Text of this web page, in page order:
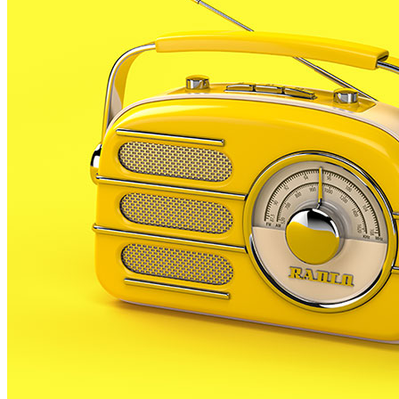
Avui dimecres s’obra el termini per sol·licitar el bo de
250€ mensuals per facilitar el lloguer per a joves
d’entre 18 i 35 anys que siguin titulars. L’ajut es pot
atorgar per un període màxim de dos anys. Qui
L’Ajuntament repensa l’Skate Park i hi posarà una
guingueta a l’estiu
L’espai conegut com l’Skate Park està tancat al